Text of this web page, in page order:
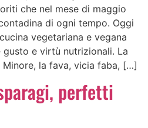
che nel mese di maggio
di ogni tempo. Oggi
vegetariana e vegana
e virtù nutrizionali. La
Minore, la fava, vicia faba, […]
perfetti